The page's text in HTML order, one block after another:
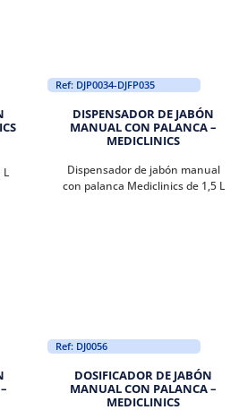
L
Ref: DJP0034-DJFP035
DISPENSADOR DE JABÓN
MANUAL CON PALANCA –
MEDICLINICS
Dispensador de jabón manual
con palanca Mediclinics de 1,5 L
Ref: DJ0056
DOSIFICADOR DE JABÓN
MANUAL CON PALANCA –
MEDICLINICS